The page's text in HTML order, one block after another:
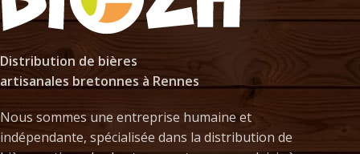
Distribution de bières
artisanales bretonnes à Rennes
Nous sommes une entreprise humaine et
indépendante, spécialisée dans la distribution de